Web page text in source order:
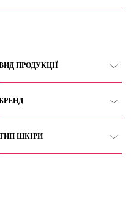
ПРОДУКЦІЇ
ШКІРИ